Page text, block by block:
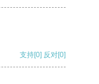
支持[0] 反对[0]